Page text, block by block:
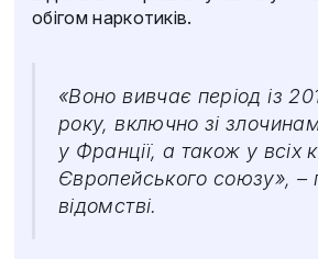
обігом наркотиків.
«Воно вивчає період із
року, включно зі
у Франції, а також у всіх
Європейського союзу», –
відомстві.